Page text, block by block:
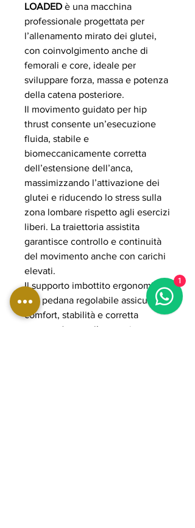
LOADED è una macchina
professionale progettata per
l’allenamento mirato dei glutei,
con coinvolgimento anche di
femorali e core, ideale per
sviluppare forza, massa e potenza
della catena posteriore.
Il movimento guidato per hip
thrust consente un’esecuzione
fluida, stabile e
biomeccanicamente corretta
dell’estensione dell’anca,
massimizzando l’attivazione dei
glutei e riducendo lo stress sulla
zona lombare rispetto agli esercizi
liberi. La traiettoria assistita
garantisce controllo e continuità
del movimento anche con carichi
elevati.
Il supporto imbottito ergonomico
e la pedana regolabile assicurano
comfort, stabilità e corretta
postura durante l’esecuzione,
1